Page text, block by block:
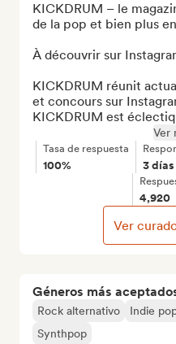
Géneros más
Rock alternativo Indie
Synthpop
KICKDRUM – le
de la pop et bien plus
À découvrir sur
KICKDRUM réunit
et concours sur
KICKDRUM est
Ver
Tasa de respuesta
100% 3 días
4,920
Ver